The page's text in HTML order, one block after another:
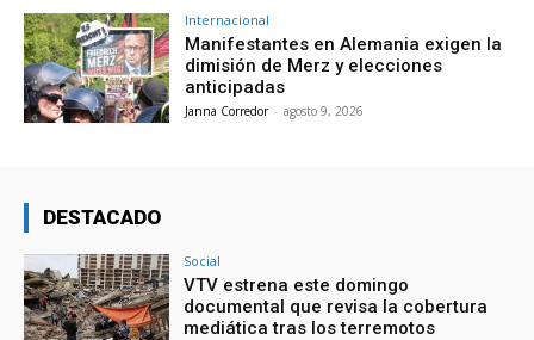
Internacional
Manifestantes en Alemania exigen la
dimisión de Merz y elecciones
anticipadas
Janna Corredor - agosto 9, 2026
DESTACADO
Social
VTV estrena este domingo
documental que revisa la cobertura
mediática tras los terremotos